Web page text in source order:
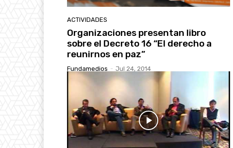
ACTIVIDADES
Organizaciones presentan libro
sobre el Decreto 16 “El derecho a
reunirnos en paz”
Fundamedios - Jul 24, 2014